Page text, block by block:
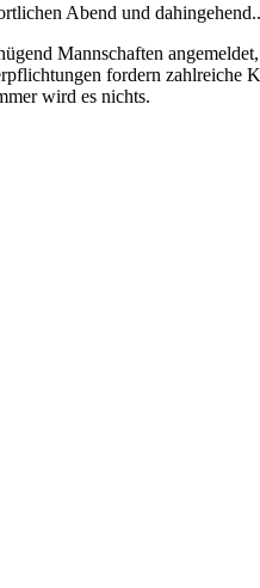
Abend und
Mannschaften
fordern
wird es nichts.